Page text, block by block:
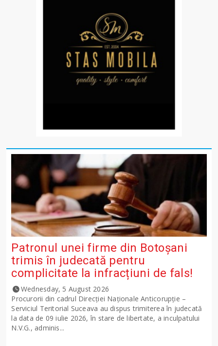
Patronul unei firme din Botoșani
trimis în judecată pentru
complicitate la infracțiuni de fals!
Wednesday, 5 August 2026
Procurorii din cadrul Direcției Naționale Anticorupție –
Serviciul Teritorial Suceava au dispus trimiterea în judecată
la data de 09 iulie 2026, în stare de libertate, a inculpatului
N.V.G., adminis...